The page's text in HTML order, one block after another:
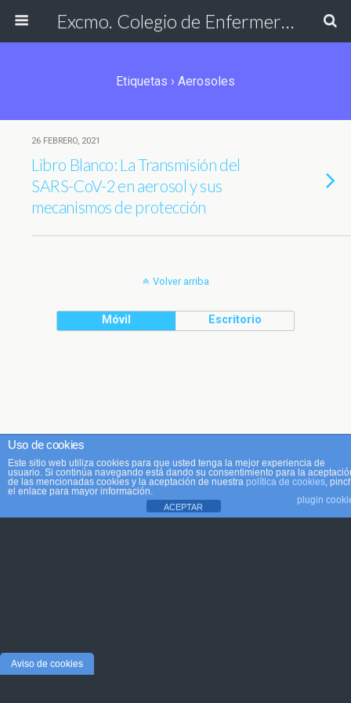
Excmo. Colegio de Enfermería de Cádiz
Etiquetas › Aerosoles
26 FEBRERO, 2021
Libro Blanco: La Transmisión del
SARS-CoV-2 en aerosol y sus
mecanismos de protección
Volver arriba
Móvil Escritorio
Uso de cookies
Este sitio web utiliza cookies para que usted tenga la mejor experiencia de
usuario. Si continúa navegando está dando su consentimiento para la
de las mencionadas cookies y la aceptación de nuestra política de cookies,
el enlace para mayor información.
plugin
ACEPTAR
Aviso de cookies